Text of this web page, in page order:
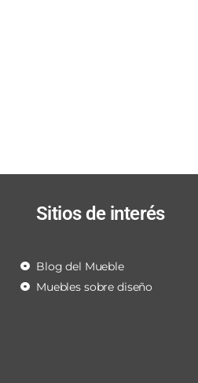
Sitios de interés
Blog del Mueble
Muebles sobre diseño